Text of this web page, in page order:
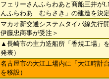
フェリーさんふらわあと商船三井
んふらわあ むらさき」の建造を決
マカオ新交通システムタイパ線先行
伊藤忠商事が受注＞
▲長崎市の主力造船所「香焼工場」
発表）
名古屋市の大江工場内に「大江時計
を移設）